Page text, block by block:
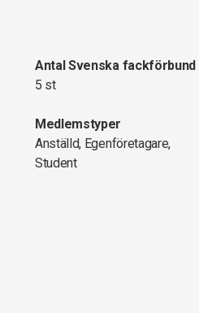
Antal Svenska fackförbund
5 st
Medlemstyper
Anställd, Egenföretagare,
Student